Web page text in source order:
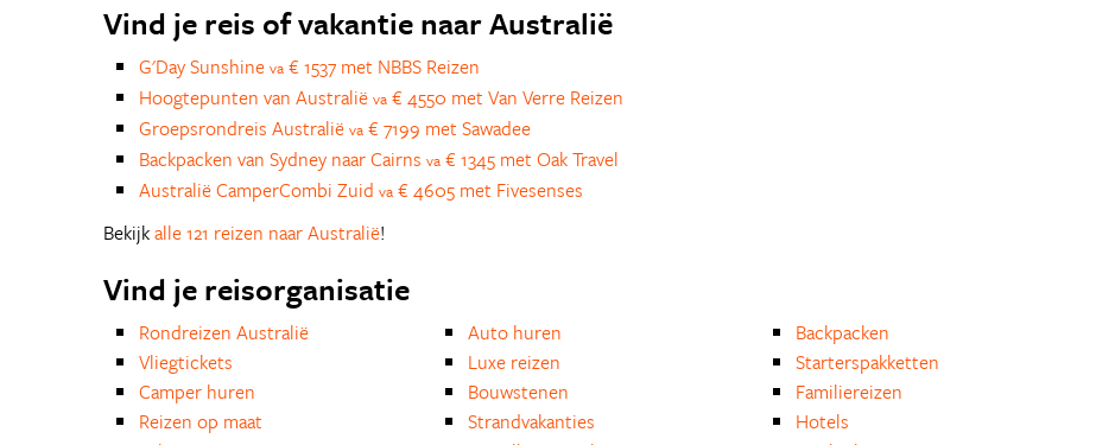
Vind je reis of vakantie naar Australië
G'Day Sunshine va € 1537 met NBBS Reizen
Hoogtepunten van Australië va € 4550 met Van Verre Reizen
Groepsrondreis Australië va € 7199 met Sawadee
Backpacken van Sydney naar Cairns va € 1345 met Oak Travel
Australië CamperCombi Zuid va € 4605 met Fivesenses
Bekijkalle 121 reizen naar Australië!
Vind je reisorganisatie
Rondreizen Australië
Vliegtickets
Camper huren
Reizen op maat
Auto huren
Luxe reizen
Bouwstenen
Strandvakanties
Backpacken
Starterspakketten
Familiereizen
Hotels